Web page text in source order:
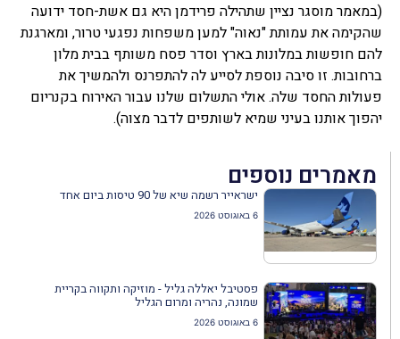
(במאמר מוסגר נציין שתהילה פרידמן היא גם אשת-חסד ידועה
שהקימה את עמותת "נאוה" למען משפחות נפגעי טרור, ומארגנת
להם חופשות במלונות בארץ וסדר פסח משותף בבית מלון
ברחובות. זו סיבה נוספת לסייע לה להתפרנס ולהמשיך את
פעולות החסד שלה. אולי התשלום שלנו עבור האירוח בקנריום
יהפוך אותנו בעיני שמיא לשותפים לדבר מצוה).
מאמרים נוספים
ישראייר רשמה שיא של 90 טיסות ביום אחד
6 באוגוסט 2026
פסטיבל יאללה גליל - מוזיקה ותקווה בקריית
שמונה, נהריה ומרום הגליל
6 באוגוסט 2026